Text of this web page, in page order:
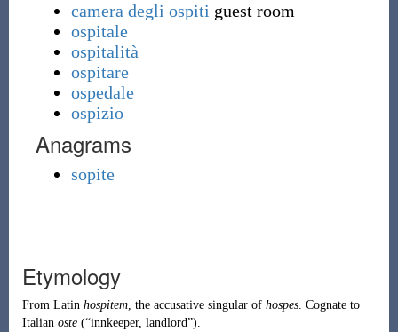
camera degli ospiti guest room
ospitale
ospitalità
ospitare
ospedale
ospizio
Anagrams
sopite
Etymology
From Latin hospitem, the accusative singular of hospes. Cognate to
Italian oste (“innkeeper, landlord”).